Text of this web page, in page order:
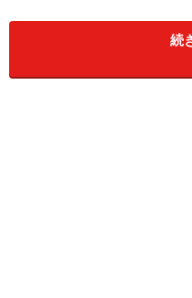
1000万越えが条件！」と
気持ちはわかります。理
続